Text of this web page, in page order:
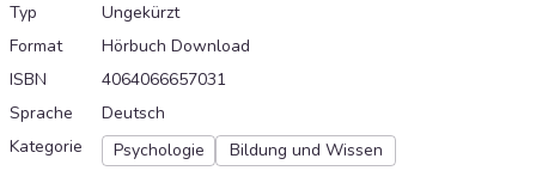
Typ
Ungekürzt
Format
Hörbuch Download
ISBN
4064066657031
Sprache
Deutsch
Kategorie
Psychologie Bildung und Wissen